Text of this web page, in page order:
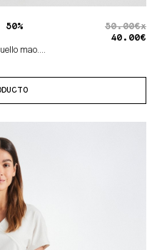
50%
50.00€x
40.00€
mao....